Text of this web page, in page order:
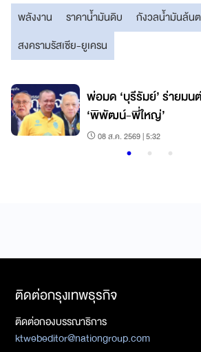
พลังงาน ราคาน้ำมันดิบ
กังวลน้ำมันล้น
สงครามรัสเซีย-ยูเครน
พ่อมด ‘บุรีรัมย์’ ร่ายม
‘พิพัฒน์-พี่ใหญ่’
08 ส.ค. 2569 | 5:32
ติดต่อกรุงเทพธุรกิจ
ติดต่อกองบรรณาธิการ
ktwebeditor@nationgroup.com